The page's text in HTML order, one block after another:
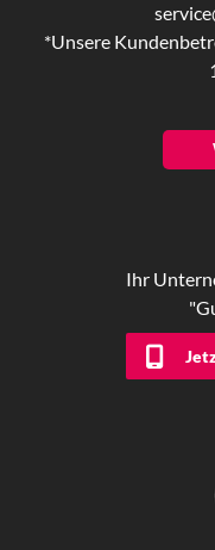
*Unsere
Ihr